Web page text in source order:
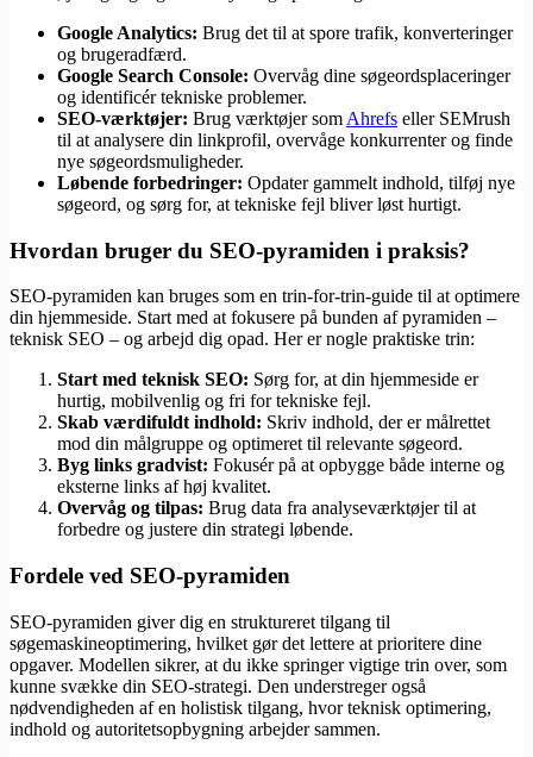
Google Analytics: Brug det til at spore trafik, konverteringer
og brugeradfærd.
Google Search Console: Overvåg dine søgeordsplaceringer
og identificér tekniske problemer.
SEO-værktøjer: Brug værktøjer som Ahrefs eller SEMrush
til at analysere din linkprofil, overvåge konkurrenter og finde
nye søgeordsmuligheder.
Løbende forbedringer: Opdater gammelt indhold, tilføj nye
søgeord, og sørg for, at tekniske fejl bliver løst hurtigt.
Hvordan bruger du SEO-pyramiden i praksis?
SEO-pyramiden kan bruges som en trin-for-trin-guide til at optimere
din hjemmeside. Start med at fokusere på bunden af pyramiden –
teknisk SEO – og arbejd dig opad. Her er nogle praktiske trin:
Start med teknisk SEO: Sørg for, at din hjemmeside er
hurtig, mobilvenlig og fri for tekniske fejl.
Skab værdifuldt indhold: Skriv indhold, der er målrettet
mod din målgruppe og optimeret til relevante søgeord.
Byg links gradvist: Fokusér på at opbygge både interne og
eksterne links af høj kvalitet.
Overvåg og tilpas: Brug data fra analyseværktøjer til at
forbedre og justere din strategi løbende.
Fordele ved SEO-pyramiden
SEO-pyramiden giver dig en struktureret tilgang til
søgemaskineoptimering, hvilket gør det lettere at prioritere dine
opgaver. Modellen sikrer, at du ikke springer vigtige trin over, som
kunne svække din SEO-strategi. Den understreger også
nødvendigheden af en holistisk tilgang, hvor teknisk optimering,
indhold og autoritetsopbygning arbejder sammen.